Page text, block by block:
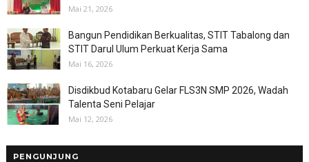
Mai 21, 2026
Bangun Pendidikan Berkualitas, STIT Tabalong dan
STIT Darul Ulum Perkuat Kerja Sama
Mai 16, 2026
Disdikbud Kotabaru Gelar FLS3N SMP 2026, Wadah
Talenta Seni Pelajar
Mai 12, 2026
PENGUNJUNG